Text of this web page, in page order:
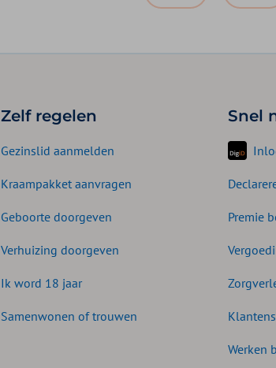
Zelf regelen
Gezinslid aanmelden
Kraampakket aanvragen
Geboorte doorgeven
Verhuizing doorgeven
Ik word 18 jaar
Samenwonen of trouwen
Snel
Premie
Werken